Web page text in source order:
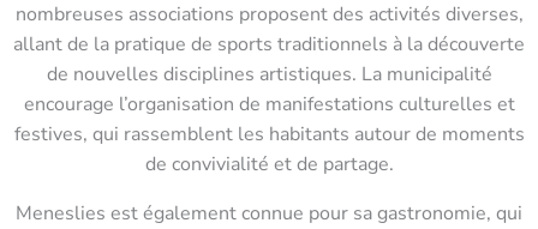
nombreuses associations proposent des activités diverses,
allant de la pratique de sports traditionnels à la découverte
de nouvelles disciplines artistiques. La municipalité
encourage l’organisation de manifestations culturelles et
festives, qui rassemblent les habitants autour de moments
de convivialité et de partage.
Meneslies est également connue pour sa gastronomie, qui